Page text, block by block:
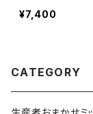
料無料】
¥7,400
CATEGORY